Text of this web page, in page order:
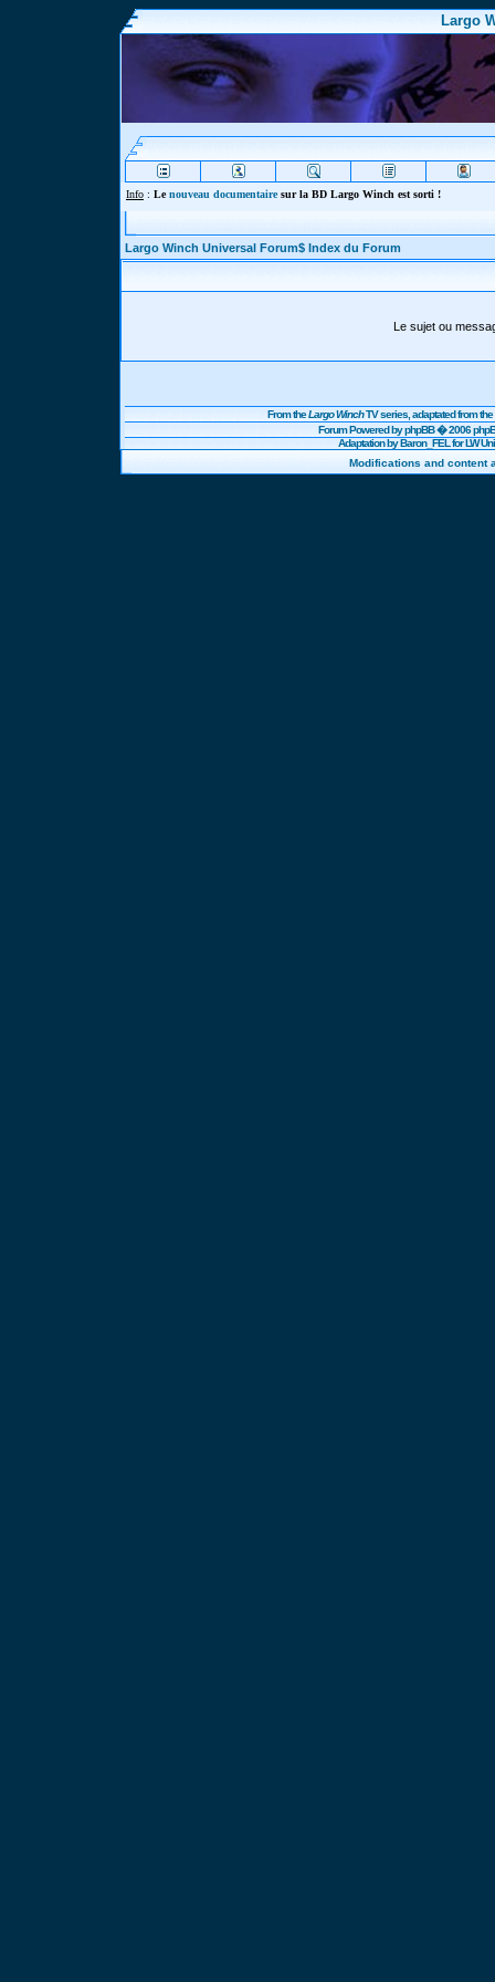
Largo
Info : Lenouveau documentairesur la BD Largo Winch est sorti !
Largo Winch Universal Forum$ Index du Forum
Le sujet ou
From theLargo WinchTV series, adaptated from
Forum Powered byphpBB� 2006
Adaptation by Baron_FEL for LW
Modifications and content